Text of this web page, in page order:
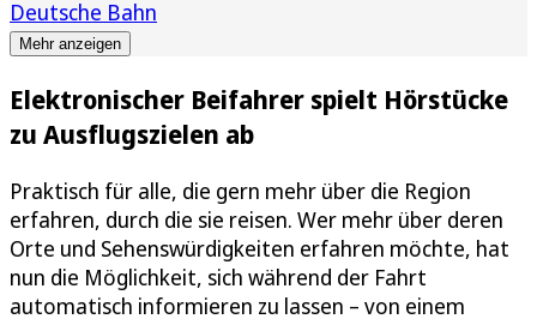
Deutsche Bahn
Mehr anzeigen
Elektronischer Beifahrer spielt Hörstücke
zu Ausflugszielen ab
Praktisch für alle, die gern mehr über die Region
erfahren, durch die sie reisen. Wer mehr über deren
Orte und Sehenswürdigkeiten erfahren möchte, hat
nun die Möglichkeit, sich während der Fahrt
automatisch informieren zu lassen – von einem